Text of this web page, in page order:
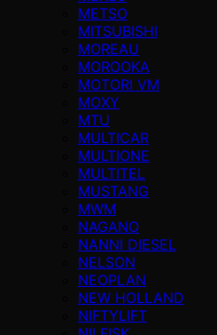
METSO
MITSUBISHI
MOREAU
MOROOKA
MOTORI VM
MOXY
MTU
MULTICAR
MULTIONE
MULTITEL
MUSTANG
MWM
NAGANO
NANNI DIESEL
NELSON
NEOPLAN
NEW HOLLAND
NIFTYLIFT